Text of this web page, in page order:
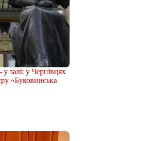
залі: у Чернівцях
«Буковинська